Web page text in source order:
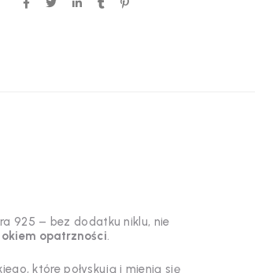
925 – bez dodatku niklu, nie
okiem opatrzności.
które połyskują i mienią się